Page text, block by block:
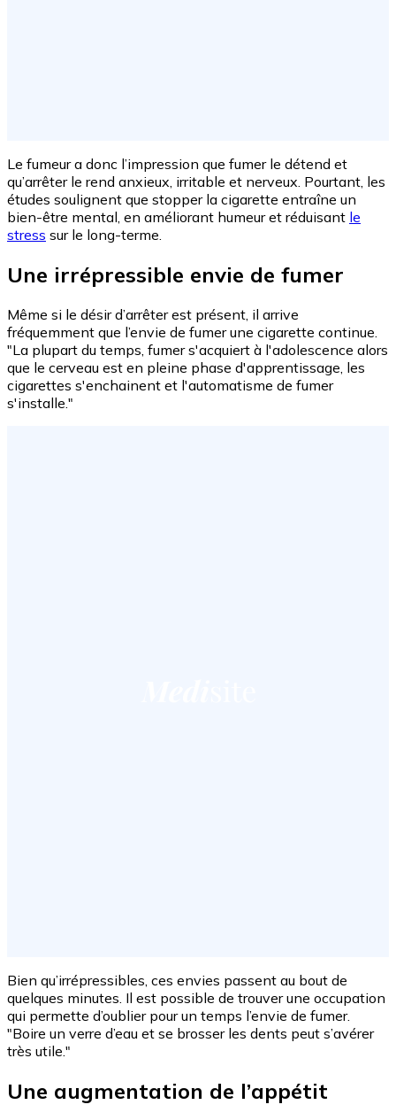
Le fumeur a donc l’impression que fumer le détend et
qu’arrêter le rend anxieux, irritable et nerveux. Pourtant, les
études soulignent que stopper la cigarette entraîne un
bien-être mental, en améliorant humeur et réduisant le
stress sur le long-terme.
Une irrépressible envie de fumer
Même si le désir d’arrêter est présent, il arrive
fréquemment que l’envie de fumer une cigarette continue.
"La plupart du temps, fumer s'acquiert à l'adolescence alors
que le cerveau est en pleine phase d'apprentissage, les
cigarettes s'enchainent et l'automatisme de fumer
s'installe."
Bien qu’irrépressibles, ces envies passent au bout de
quelques minutes. Il est possible de trouver une occupation
qui permette d’oublier pour un temps l’envie de fumer.
"Boire un verre d’eau et se brosser les dents peut s’avérer
très utile."
Une augmentation de l’appétit